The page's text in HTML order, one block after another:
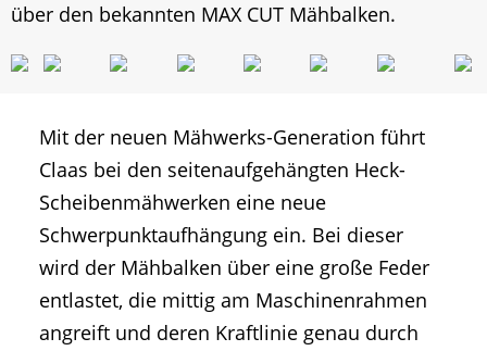
über den bekannten MAX CUT Mähbalken.
Mit der neuen Mähwerks-Generation führt
Claas bei den seitenaufgehängten Heck-
Scheibenmähwerken eine neue
Schwerpunktaufhängung ein. Bei dieser
wird der Mähbalken über eine große Feder
entlastet, die mittig am Maschinenrahmen
angreift und deren Kraftlinie genau durch